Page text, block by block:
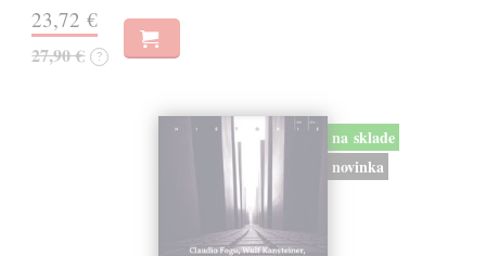
23,72 €
27,90 € ?
na sklade
novinka